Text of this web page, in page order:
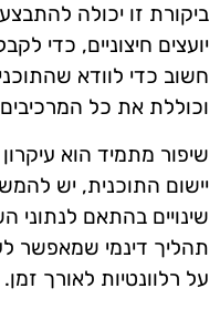
ביקורת זו יכולה להתבצע
יועצים חיצוניים, כדי
חשוב כדי לוודא
וכוללת את כל
שיפור מתמיד הוא
יישום התוכנית, יש
שינויים בהתאם לנתוני
תהליך דינמי שמאפשר
על רלוונטיות לאורך זמן.